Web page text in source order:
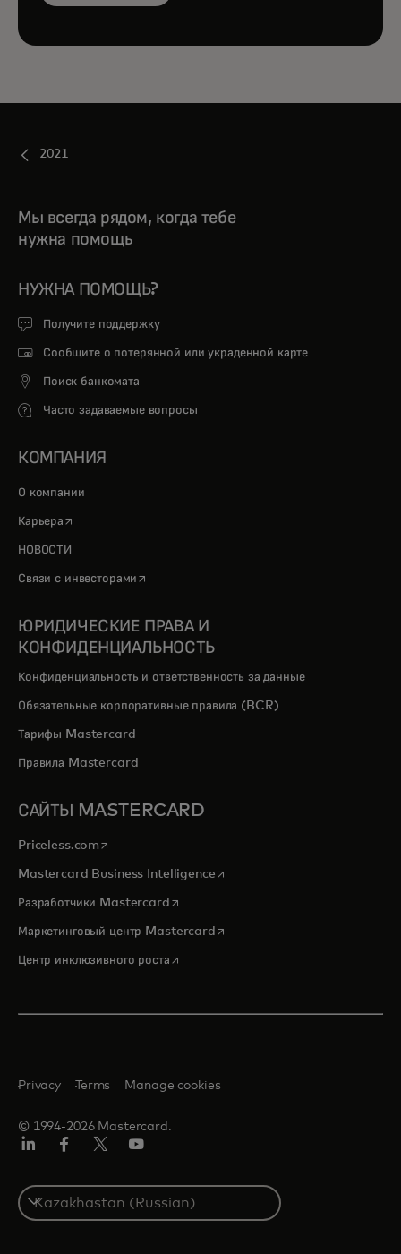
2021
Мы всегда рядом, когда тебе
нужна помощь
НУЖНА ПОМОЩЬ?
Получите поддержку
Сообщите о потерянной или украденной карте
Поиск банкомата
Часто задаваемые вопросы
КОМПАНИЯ
О компании
Карьера opens in a new tab
НОВОСТИ
Связи с инвесторами opens in a new tab
ЮРИДИЧЕСКИЕ ПРАВА И
КОНФИДЕНЦИАЛЬНОСТЬ
Конфиденциальность и ответственность за данные
Обязательные корпоративные правила (BCR)
Тарифы Mastercard
Правила Mastercard
САЙТЫ MASTERCARD
Priceless.com opens in a new tab
Mastercard Business Intelligenceopens in a new tab
Разработчики Mastercardopens in a new tab
Маркетинговый центр Mastercardopens in a new tab
Центр инклюзивного ростаopens in a new tab
© 1994-2026 Mastercard.
Privacy Terms Manage cookies
Select
a
country